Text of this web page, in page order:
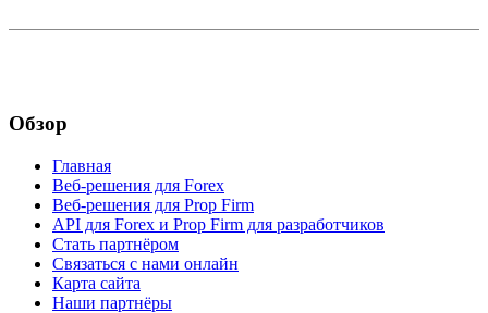
Обзор
Главная
Веб-решения для Forex
Веб-решения для Prop Firm
API для Forex и Prop Firm для разработчиков
Стать партнёром
Связаться с нами онлайн
Карта сайта
Наши партнёры